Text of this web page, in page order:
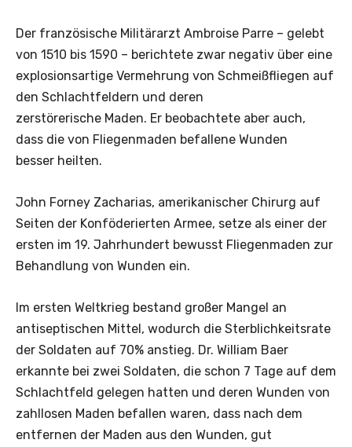
Der französische Militärarzt Ambroise Parre – gelebt
von 1510 bis 1590 – berichtete zwar negativ über eine
explosionsartige Vermehrung von Schmeißfliegen auf
den Schlachtfeldern und deren
zerstörerische Maden. Er beobachtete aber auch,
dass die von Fliegenmaden befallene Wunden
besser heilten.
John Forney Zacharias, amerikanischer Chirurg auf
Seiten der Konföderierten Armee, setze als einer der
ersten im 19. Jahrhundert bewusst Fliegenmaden zur
Behandlung von Wunden ein.
Im ersten Weltkrieg bestand großer Mangel an
antiseptischen Mittel, wodurch die Sterblichkeitsrate
der Soldaten auf 70% anstieg. Dr. William Baer
erkannte bei zwei Soldaten, die schon 7 Tage auf dem
Schlachtfeld gelegen hatten und deren Wunden von
zahllosen Maden befallen waren, dass nach dem
entfernen der Maden aus den Wunden, gut